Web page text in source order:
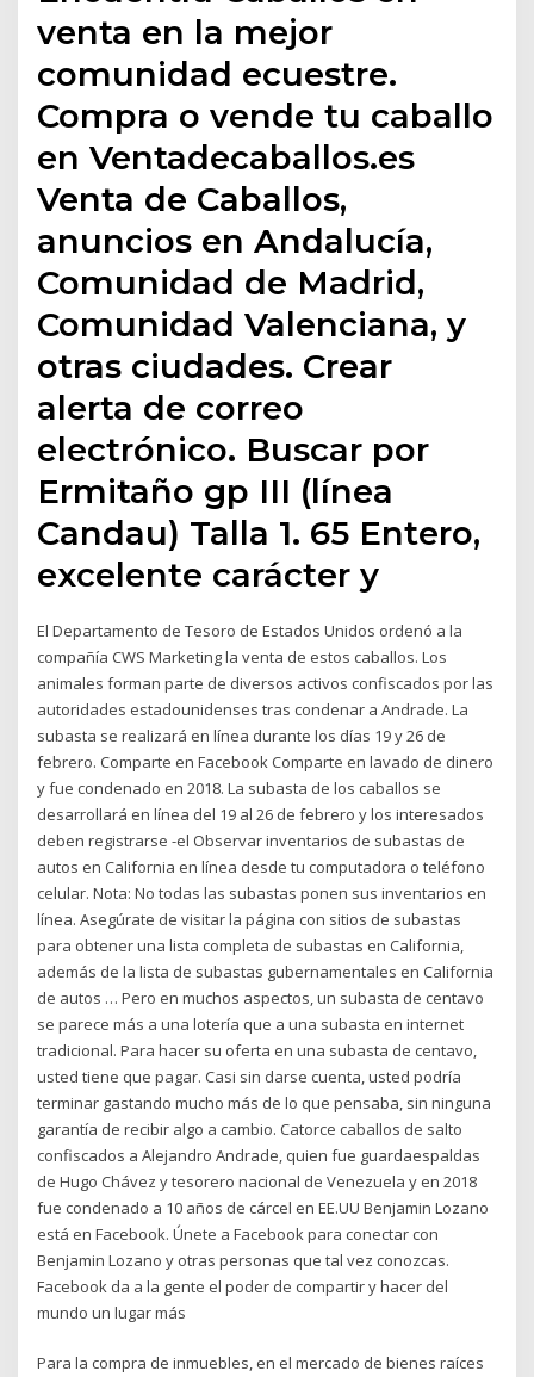
venta en la mejor
comunidad ecuestre.
Compra o vende tu caballo
en Ventadecaballos.es
Venta de Caballos,
anuncios en Andalucía,
Comunidad de Madrid,
Comunidad Valenciana, y
otras ciudades. Crear
alerta de correo
electrónico. Buscar por
Ermitaño gp III (línea
Candau) Talla 1. 65 Entero,
excelente carácter y
El Departamento de Tesoro de Estados Unidos ordenó a la
compañía CWS Marketing la venta de estos caballos. Los
animales forman parte de diversos activos confiscados por las
autoridades estadounidenses tras condenar a Andrade. La
subasta se realizará en línea durante los días 19 y 26 de
febrero. Comparte en Facebook Comparte en lavado de dinero
y fue condenado en 2018. La subasta de los caballos se
desarrollará en línea del 19 al 26 de febrero y los interesados
deben registrarse -el Observar inventarios de subastas de
autos en California en línea desde tu computadora o teléfono
celular. Nota: No todas las subastas ponen sus inventarios en
línea. Asegúrate de visitar la página con sitios de subastas
para obtener una lista completa de subastas en California,
además de la lista de subastas gubernamentales en California
de autos … Pero en muchos aspectos, un subasta de centavo
se parece más a una lotería que a una subasta en internet
tradicional. Para hacer su oferta en una subasta de centavo,
usted tiene que pagar. Casi sin darse cuenta, usted podría
terminar gastando mucho más de lo que pensaba, sin ninguna
garantía de recibir algo a cambio. Catorce caballos de salto
confiscados a Alejandro Andrade, quien fue guardaespaldas
de Hugo Chávez y tesorero nacional de Venezuela y en 2018
fue condenado a 10 años de cárcel en EE.UU Benjamin Lozano
está en Facebook. Únete a Facebook para conectar con
Benjamin Lozano y otras personas que tal vez conozcas.
Facebook da a la gente el poder de compartir y hacer del
mundo un lugar más
Para la compra de inmuebles, en el mercado de bienes raíces